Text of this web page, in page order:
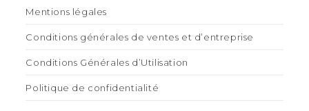
Mentions légales
Conditions générales de ventes et d’entreprise
Conditions Générales d’Utilisation
Politique de confidentialité